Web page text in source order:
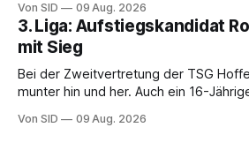
Von SID 09 Aug. 2026
3. Liga: Aufstiegskandidat
mit Sieg
Bei der Zweitvertretung der TSG
munter hin und her. Auch ein 16-
Von SID 09 Aug. 2026